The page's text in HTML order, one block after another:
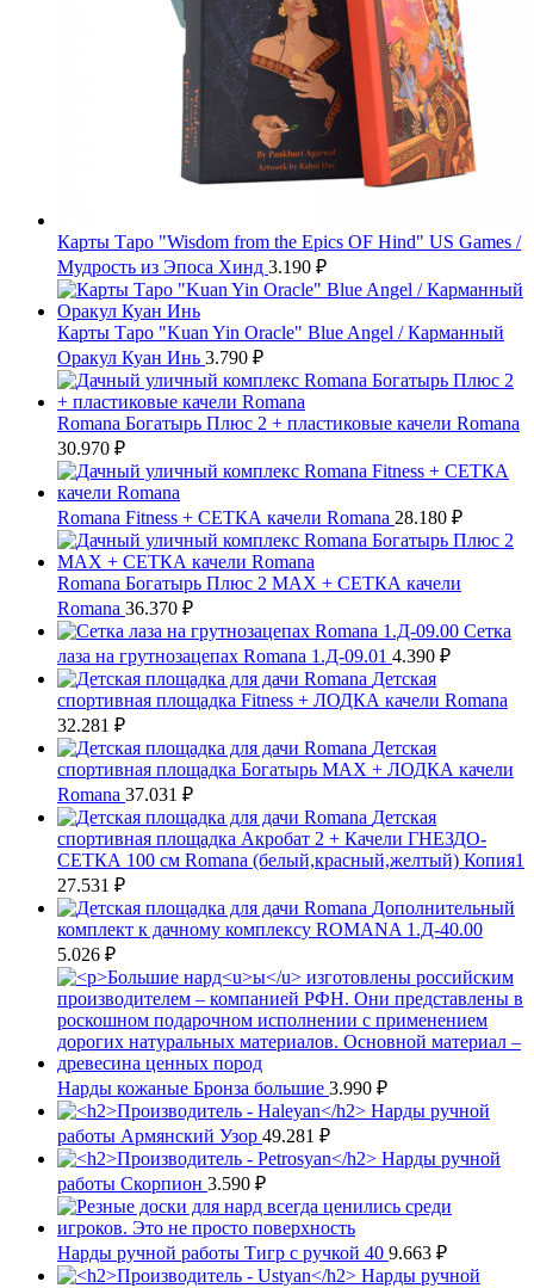
Карты Таро "Wisdom from the Epics OF Hind" US Games /
Мудрость из Эпоса Хинд 3.190 ₽
Карты Таро "Kuan Yin Oracle" Blue Angel / Карманный
Оракул Куан Инь 3.790 ₽
Romana Богатырь Плюс 2 + пластиковые качели Romana
30.970 ₽
Romana Fitness + СЕТКА качели Romana 28.180 ₽
Romana Богатырь Плюс 2 MAX + СЕТКА качели
Romana 36.370 ₽
Сетка
лаза на грутнозацепах Romana 1.Д-09.01 4.390 ₽
Детская
спортивная площадка Fitness + ЛОДКА качели Romana
32.281 ₽
Детская
спортивная площадка Богатырь MAX + ЛОДКА качели
Romana 37.031 ₽
Детская
спортивная площадка Акробат 2 + Качели ГНЕЗДО-
СЕТКА 100 см Romana (белый,красный,желтый) Копия1
27.531 ₽
Дополнительный
комплект к дачному комплексу ROMANA 1.Д-40.00
5.026 ₽
Нарды кожаные Бронза большие 3.990 ₽
Нарды ручной
работы Армянский Узор 49.281 ₽
Нарды ручной
работы Скорпион 3.590 ₽
Нарды ручной работы Тигр с ручкой 40 9.663 ₽
Нарды ручной